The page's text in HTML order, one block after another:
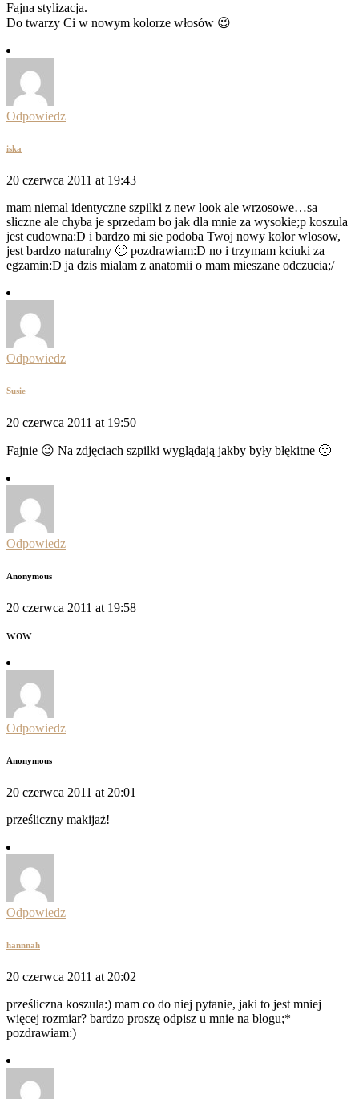
Fajna stylizacja.
Do twarzy Ci w nowym kolorze włosów 😉
Odpowiedz
iska
20 czerwca 2011 at 19:43
mam niemal identyczne szpilki z new look ale wrzosowe…sa
sliczne ale chyba je sprzedam bo jak dla mnie za wysokie;p koszula
jest cudowna:D i bardzo mi sie podoba Twoj nowy kolor wlosow,
jest bardzo naturalny 🙂 pozdrawiam:D no i trzymam kciuki za
egzamin:D ja dzis mialam z anatomii o mam mieszane odczucia;/
Odpowiedz
Susie
20 czerwca 2011 at 19:50
Fajnie 😉 Na zdjęciach szpilki wyglądają jakby były błękitne 🙂
Odpowiedz
Anonymous
20 czerwca 2011 at 19:58
wow
Odpowiedz
Anonymous
20 czerwca 2011 at 20:01
prześliczny makijaż!
Odpowiedz
hannnah
20 czerwca 2011 at 20:02
prześliczna koszula:) mam co do niej pytanie, jaki to jest mniej
więcej rozmiar? bardzo proszę odpisz u mnie na blogu;*
pozdrawiam:)